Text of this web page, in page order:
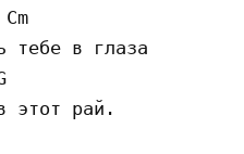
Cm
тебе в глаза
этот рай.